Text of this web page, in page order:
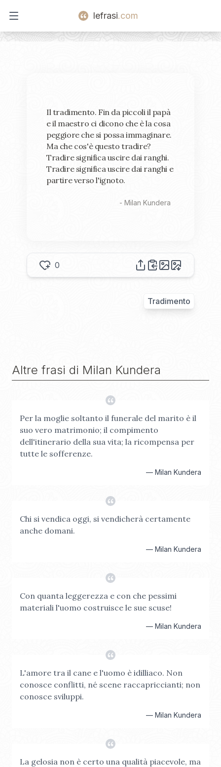
Open main menu
lefrasi.com
Il tradimento. Fin da piccoli il papà
e il maestro ci dicono che è la cosa
peggiore che si possa immaginare.
Ma che cos'è questo tradire?
Tradire significa uscire dai ranghi.
Tradire significa uscire dai ranghi e
partire verso l'ignoto.
- Milan Kundera
0
Tradimento
Altre frasi di Milan Kundera
Per la moglie soltanto il funerale del marito è il
suo vero matrimonio; il compimento
dell'itinerario della sua vita; la ricompensa per
tutte le sofferenze.
— Milan Kundera
Chi si vendica oggi, si vendicherà certamente
anche domani.
— Milan Kundera
Con quanta leggerezza e con che pessimi
materiali l'uomo costruisce le sue scuse!
— Milan Kundera
L'amore tra il cane e l'uomo è idilliaco. Non
conosce conflitti, né scene raccapriccianti; non
conosce sviluppi.
— Milan Kundera
La gelosia non è certo una qualità piacevole, ma